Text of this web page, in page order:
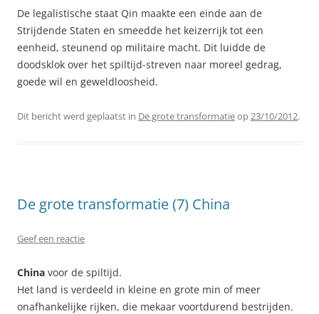
De legalistische staat Qin maakte een einde aan de
Strijdende Staten en smeedde het keizerrijk tot een
eenheid, steunend op militaire macht. Dit luidde de
doodsklok over het spiltijd-streven naar moreel gedrag,
goede wil en geweldloosheid.
Dit bericht werd geplaatst in De grote transformatieop23/10/2012.
De grote transformatie (7) China
Geef een reactie
China voor de spiltijd.
Het land is verdeeld in kleine en grote min of meer
onafhankelijke rijken, die mekaar voortdurend bestrijden.